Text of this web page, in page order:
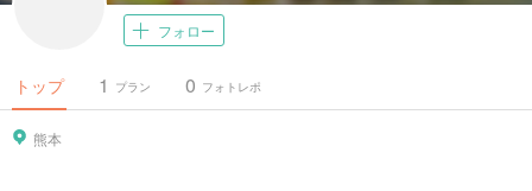
フォロー
トップ プラン
1 フォトレポ
0
熊本